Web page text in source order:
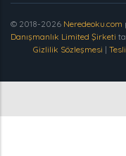
© 2018-2026 Neredeoku.com
Danışmanlık Limited Şirketi
Gizlilik Sözleşmesi |